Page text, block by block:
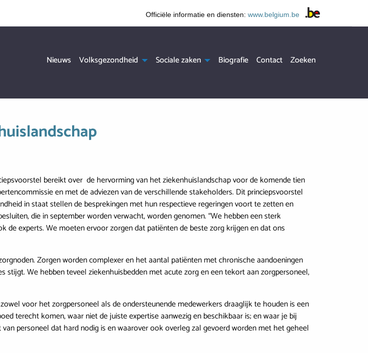
Officiële informatie en diensten: www.belgium.be
Hoofdnavigatie
Nieuws Volksgezondheid Sociale zaken Biografie Contact Zoeken
bereikt over de hervorming van het ziekenhuislandschap voor de komende tien
en met de adviezen van de verschillende stakeholders. Dit princiepsvoorstel
in staat stellen de besprekingen met hun respectieve regeringen voort te zetten en
die in september worden verwacht, worden genomen. “We hebben een sterk
experts. We moeten ervoor zorgen dat patiënten de beste zorg krijgen en dat ons
Zorgen worden complexer en het aantal patiënten met chronische aandoeningen
We hebben teveel ziekenhuisbedden met acute zorg en een tekort aan zorgpersoneel,
voor het zorgpersoneel als de ondersteunende medewerkers draaglijk te houden is een
terecht komen, waar niet de juiste expertise aanwezig en beschikbaar is; en waar je bij
personeel dat hard nodig is en waarover ook overleg zal gevoerd worden met het geheel